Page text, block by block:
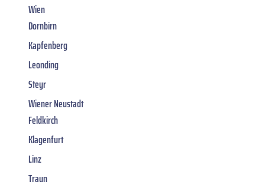
Wien
Dornbirn
Kapfenberg
Leonding
Steyr
Wiener Neustadt
Feldkirch
Klagenfurt
Linz
Traun